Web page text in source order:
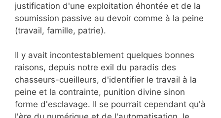
justification d'une exploitation éhontée et de la
soumission passive au devoir comme à la peine
(travail, famille, patrie).
Il y avait incontestablement quelques bonnes
raisons, depuis notre exil du paradis des
chasseurs-cueilleurs, d'identifier le travail à la
peine et la contrainte, punition divine sinon
forme d'esclavage. Il se pourrait cependant qu'à